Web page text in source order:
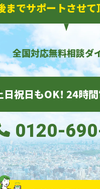
までサポートさせて
全国対応無料相談ダ
日祝日もOK! 24時
0120-